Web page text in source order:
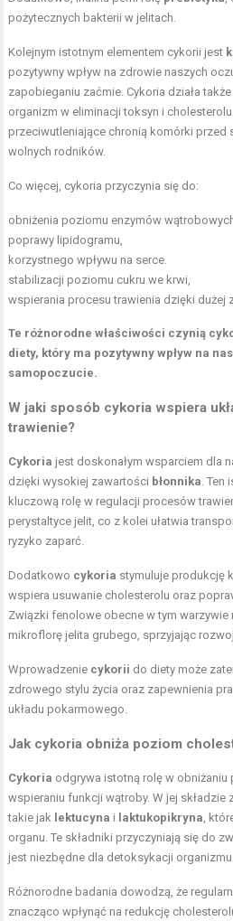
pożytecznych bakterii w jelitach.
Kolejnym istotnym elementem cykorii jest
pozytywny wpływ na zdrowie naszych
zapobieganiu zaćmie. Cykoria działa
organizm w eliminacji toksyn i
przeciwutleniające chronią komórki przed
wolnych rodników.
Co więcej, cykoria przyczynia się do:
obniżenia poziomu enzymów
poprawy lipidogramu,
korzystnego wpływu na serce.
stabilizacji poziomu cukru we krwi,
wspierania procesu trawienia dzięki dużej
Te różnorodne właściwości czynią
diety, który ma pozytywny wpływ na
samopoczucie.
W jaki sposób cykoria wspiera
trawienie?
Cykoria jest doskonałym wsparciem dla
dzięki wysokiej zawartości błonnika. Ten
kluczową rolę w regulacji procesów
perystaltyce jelit, co z kolei ułatwia
ryzyko zaparć.
Dodatkowo cykoria stymuluje produkcję
wspiera usuwanie cholesterolu oraz
Związki fenolowe obecne w tym warzywie
mikroflorę jelita grubego, sprzyjając
Wprowadzenie cykorii do diety może
zdrowego stylu życia oraz zapewnienia
układu pokarmowego.
Jak cykoria obniża poziom
Cykoria odgrywa istotną rolę w
wspieraniu funkcji wątroby. W jej składzie
takie jak lektucyna i laktukopikryna,
organu. Te składniki przyczyniają się do
jest niezbędne dla detoksykacji
Różnorodne badania dowodzą, że
znacząco wpłynąć na redukcję